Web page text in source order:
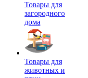
Товары для
загородного
дома
Товары для
животных и